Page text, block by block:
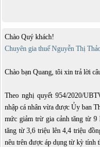
Chào Quý khách!
Chuyên gia thuế Nguyễn Thị
Chào bạn Quang, tôi xin trả lời
Theo nghị quyết 954/2020/
nhập cá nhân vừa được Ủy ban
mức giảm trừ gia cảnh tăng từ
tăng từ 3,6 triệu lên 4,4 triệu
nêu trên được áp dụng từ kỳ tính